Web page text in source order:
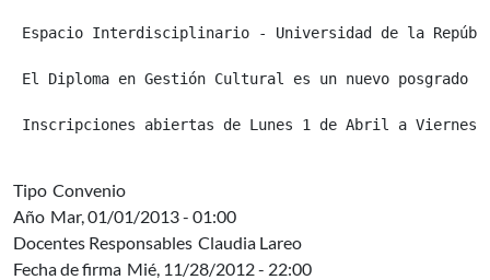
Espacio Interdisciplinario - Universidad de la
El Diploma en Gestión Cultural es un nuevo
Inscripciones abiertas de Lunes 1 de Abril a Viernes
Tipo Convenio
Año Mar, 01/01/2013 - 01:00
Docentes Responsables Claudia Lareo
Fecha de firma Mié, 11/28/2012 - 22:00